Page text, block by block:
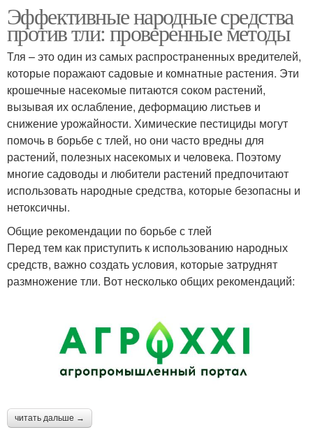
Эффективные народные средства
против тли: проверенные методы
Тля – это один из самых распространенных вредителей,
которые поражают садовые и комнатные растения. Эти
крошечные насекомые питаются соком растений,
вызывая их ослабление, деформацию листьев и
снижение урожайности. Химические пестициды могут
помочь в борьбе с тлей, но они часто вредны для
растений, полезных насекомых и человека. Поэтому
многие садоводы и любители растений предпочитают
использовать народные средства, которые безопасны и
нетоксичны.
Общие рекомендации по борьбе с тлей
Перед тем как приступить к использованию народных
средств, важно создать условия, которые затруднят
размножение тли. Вот несколько общих рекомендаций:
читать дальше →